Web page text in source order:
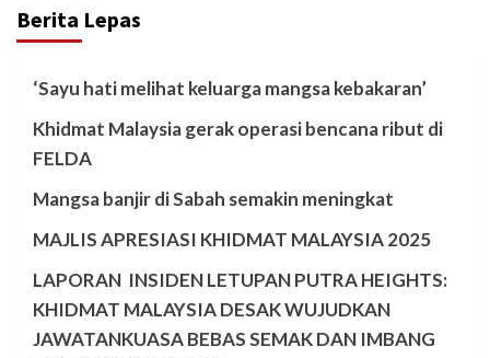
Berita Lepas
‘Sayu hati melihat keluarga mangsa kebakaran’
Khidmat Malaysia gerak operasi bencana ribut di
FELDA
Mangsa banjir di Sabah semakin meningkat
MAJLIS APRESIASI KHIDMAT MALAYSIA 2025
LAPORAN INSIDEN LETUPAN PUTRA HEIGHTS:
KHIDMAT MALAYSIA DESAK WUJUDKAN
JAWATANKUASA BEBAS SEMAK DAN IMBANG